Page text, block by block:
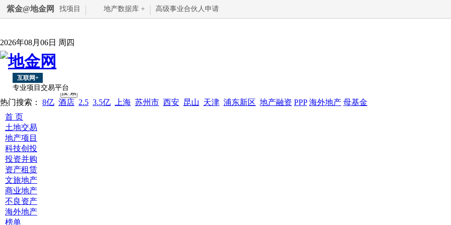
紫金@地金网 找项目 地产数据库 + 高级事业合伙人申请
2026年08月06日 周四
互联网+
专业项目交易平台
热门搜索： 8亿 酒店 2.5 3.5亿 上海 苏州市 西安 昆山 天津 浦东新区 地产融资 PPP 海外地产 母基金
首 页
土地交易
地产项目
科技创投
投资并购
资产租赁
文旅地产
商业地产
不良资产
海外地产
榜单